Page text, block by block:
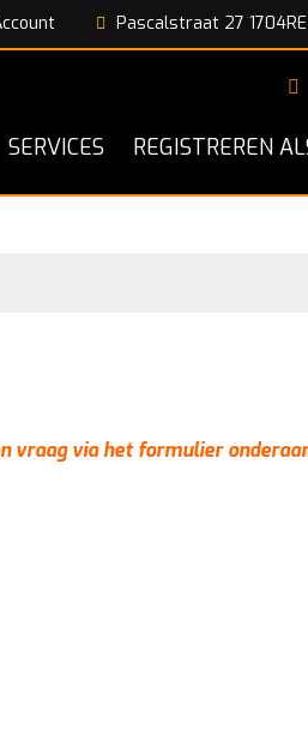
Pascalstraat 27
SERVICES REGISTREREN
vraag via het formulier